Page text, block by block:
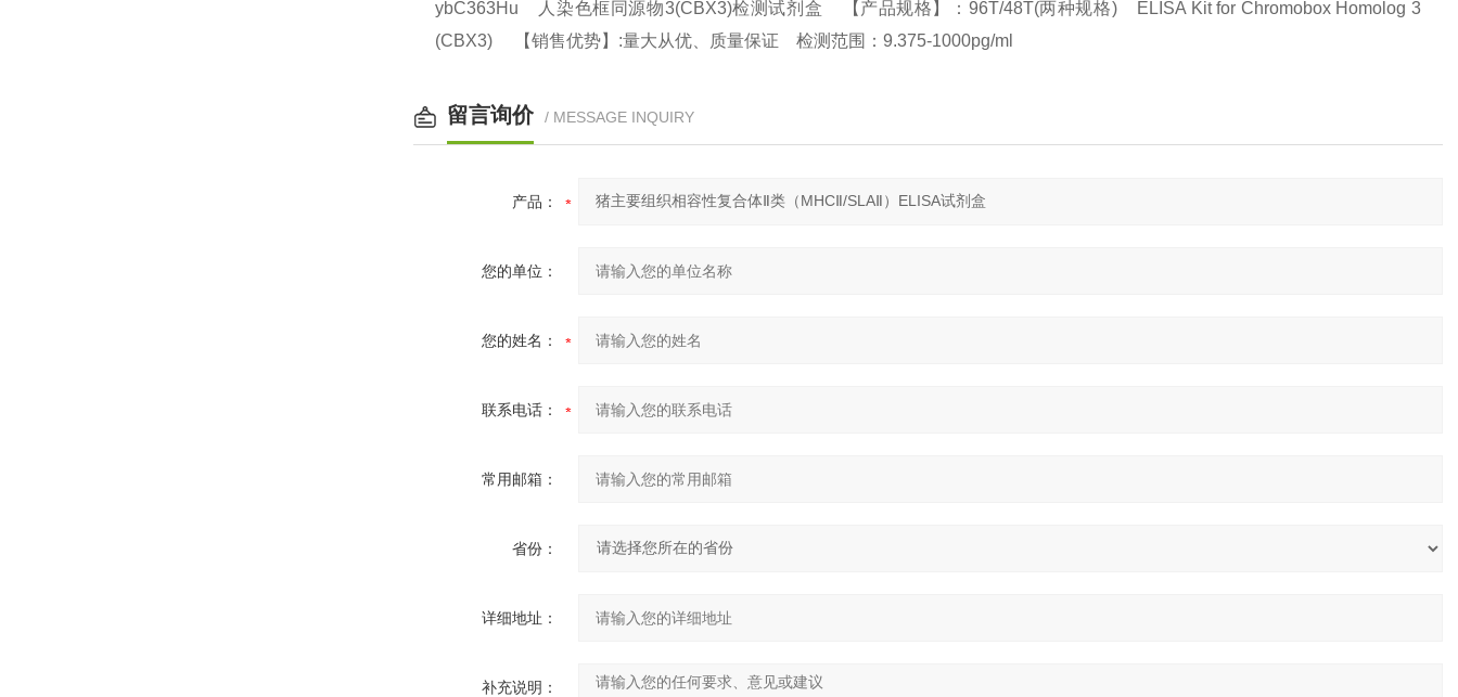
ybC363Hu 人染色框同源物3(CBX3)检测试剂盒 【产品规格】：96T/48T(两种规格) ELISA Kit for Chromobox Homolog 3
(CBX3) 【销售优势】:量大从优、质量保证 检测范围：9.375-1000pg/ml
留言询价 / MESSAGE INQUIRY
产品：
您的单位：
您的姓名：
联系电话：
常用邮箱：
省份：
详细地址：
补充说明：